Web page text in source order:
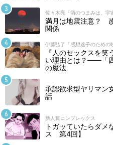
佐々木亮「酒のつまみは、宇
満月は地震注意？
関係
伊藤弘了「感想迷子のための
『人のセックスを
い理由とは？――「
の魔法
承認欲求型ヤリマン
話
新人賞コンプレックス
トガッていたらダメ
ス 第4回】